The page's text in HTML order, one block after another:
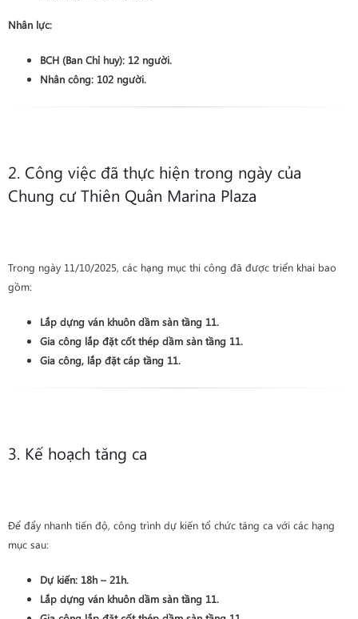
Nhân lực:
BCH (Ban Chỉ huy): 12 người.
Nhân công: 102 người.
2. Công việc đã thực hiện trong ngày của
Chung cư Thiên Quân Marina Plaza
Trong ngày 11/10/2025, các hạng mục thi công đã được triển khai bao
gồm:
Lắp dựng ván khuôn dầm sàn tầng 11.
Gia công lắp đặt cốt thép dầm sàn tầng 11.
Gia công, lắp đặt cáp tầng 11.
3. Kế hoạch tăng ca
Để đẩy nhanh tiến độ, công trình dự kiến tổ chức tăng ca với các hạng
mục sau:
Dự kiến: 18h – 21h.
Lắp dựng ván khuôn dầm sàn tầng 11.